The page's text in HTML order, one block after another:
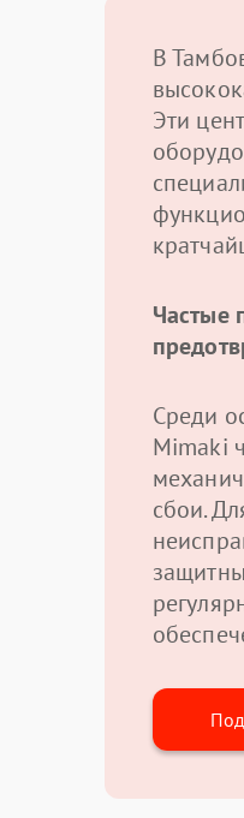
В
Эти
Частые
Среди
Mimaki
сбои.